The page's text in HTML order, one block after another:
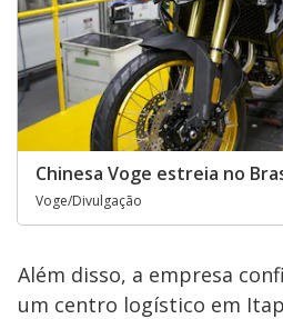
Chinesa Voge estreia no
Voge/Divulgação
Além disso, a empresa
um centro logístico em